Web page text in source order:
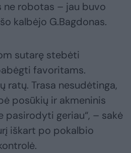
robotas – jau buvo
kalbėjo G.Bagdonas.
sutarę stebėti
favoritams.
ratų. Trasa nesudėtinga,
posūkių ir akmeninis
pasirodyti geriau“, – sakė
iškart po pokalbio